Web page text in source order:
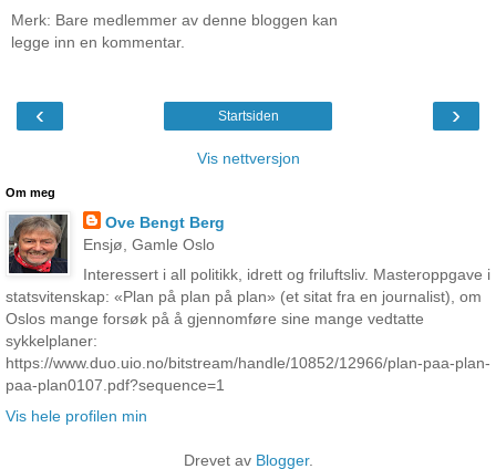
Merk: Bare medlemmer av denne bloggen kan
legge inn en kommentar.
‹ ›
Startsiden
Vis nettversjon
Om meg
Ove Bengt Berg
Ensjø, Gamle Oslo
Interessert i all politikk, idrett og friluftsliv. Masteroppgave i
statsvitenskap: «Plan på plan på plan» (et sitat fra en journalist), om
Oslos mange forsøk på å gjennomføre sine mange vedtatte
sykkelplaner:
https://www.duo.uio.no/bitstream/handle/10852/12966/plan-paa-plan-
paa-plan0107.pdf?sequence=1
Vis hele profilen min
Drevet av Blogger.